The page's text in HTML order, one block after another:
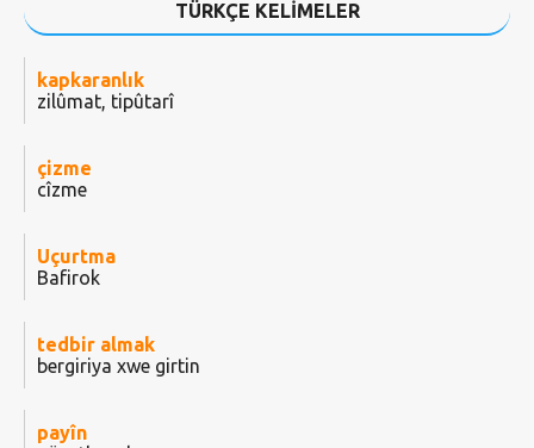
TÜRKÇE KELİMELER
kapkaranlık
zilûmat, tipûtarî
çizme
cîzme
Uçurtma
Bafirok
tedbir almak
bergiriya xwe girtin
payîn